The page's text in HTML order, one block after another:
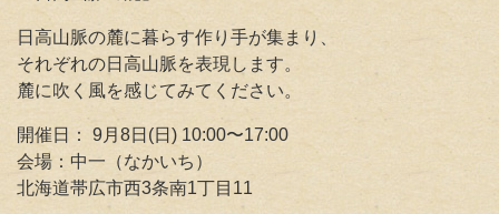
日高山脈の麓に暮らす作り手が集まり、
それぞれの日高山脈を表現します。
麓に吹く風を感じてみてください。
開催日： 9月8日(日) 10:00〜17:00
会場：中一（なかいち）
北海道帯広市西3条南1丁目11